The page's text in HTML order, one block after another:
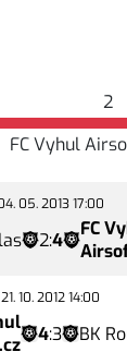
2
FC Vyhul
05. 2013 17:00
2:4
FC
21. 10. 2012 14:00
4:3 BK